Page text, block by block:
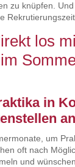
zu knüpfen.
los
in
um
oft nach
und